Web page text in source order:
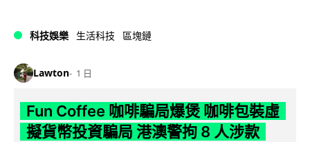
科技娛樂 生活科技 區塊鏈
Lawton 1 日
Fun Coffee 咖啡騙局爆煲 咖啡包裝虛
擬貨幣投資騙局 港澳警拘 8 人涉款